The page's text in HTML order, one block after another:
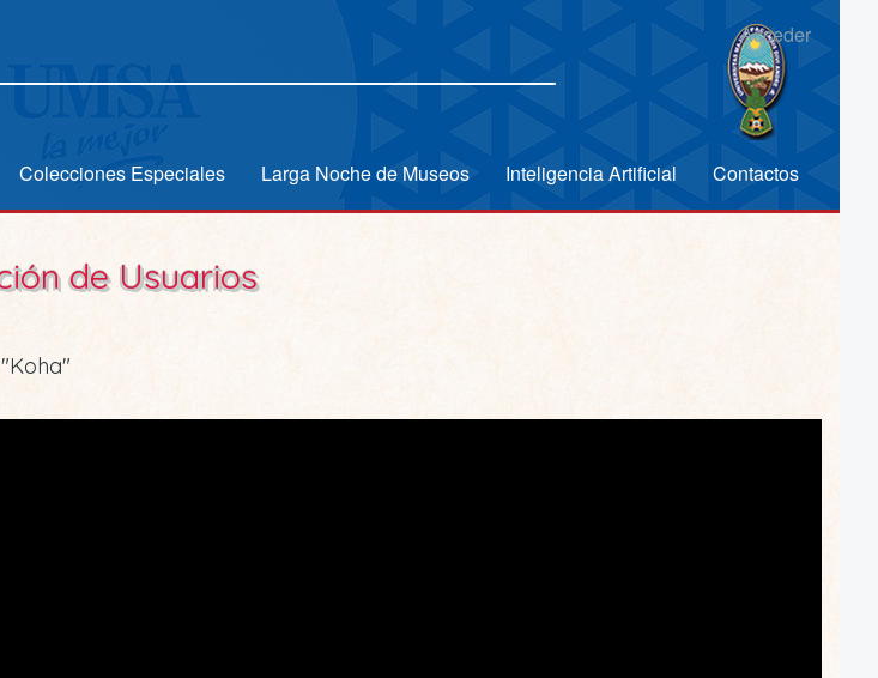
Acceder
Colecciones Especiales Larga Noche de Museos Inteligencia Artificial Contactos
de Usuarios